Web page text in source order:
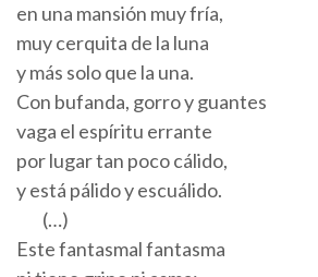
en una mansión muy fría,
muy cerquita de la luna
y más solo que la una.
Con bufanda, gorro y guantes
vaga el espíritu errante
por lugar tan poco cálido,
y está pálido y escuálido.
(…)
Este fantasmal fantasma